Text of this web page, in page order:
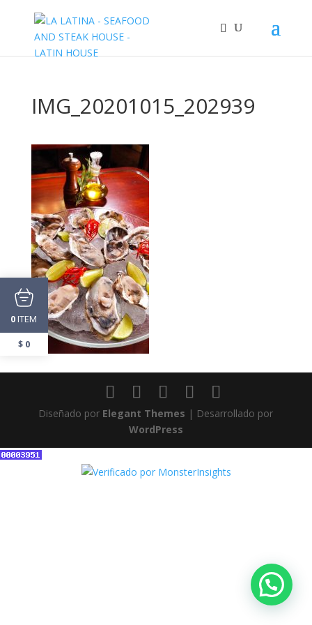
IMG_20201015_202939
Diseñado por Elegant Themes | Desarrollado por
WordPress
0ITEM
$0